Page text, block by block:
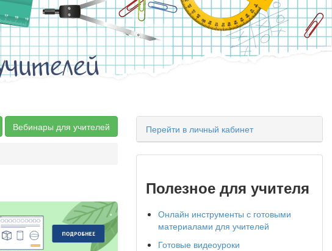
Вебинары для учителей Перейти в личный кабинет
Полезное для учителя
Онлайн инструменты с готовыми
материалами для учителей
Готовые видеоуроки